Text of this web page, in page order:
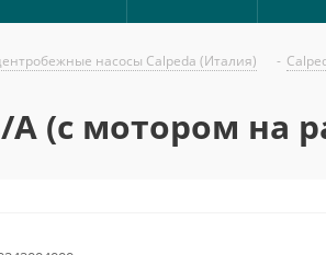
насосы Calpeda (Италия) -
A (с мотором на